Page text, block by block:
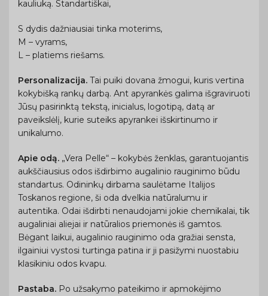
kauliuką. Standartiškai,
S dydis dažniausiai tinka moterims,
M – vyrams,
L – platiems riešams.
Personalizacija. Tai puiki dovana žmogui, kuris vertina
kokybišką rankų darbą. Ant apyrankės galima išgraviruoti
Jūsų pasirinktą tekstą, inicialus, logotipą, datą ar
paveikslėlį, kurie suteiks apyrankei išskirtinumo ir
unikalumo.
Apie odą. „Vera Pelle“ – kokybės ženklas, garantuojantis
aukščiausius odos išdirbimo augalinio rauginimo būdu
standartus. Odininkų dirbama saulėtame Italijos
Toskanos regione, ši oda dvelkia natūralumu ir
autentika. Odai išdirbti nenaudojami jokie chemikalai, tik
augaliniai aliejai ir natūralios priemonės iš gamtos.
Bėgant laikui, augalinio rauginimo oda gražiai sensta,
ilgainiui vystosi turtinga patina ir ji pasižymi nuostabiu
klasikiniu odos kvapu.
Pastaba. Po užsakymo pateikimo ir apmokėjimo